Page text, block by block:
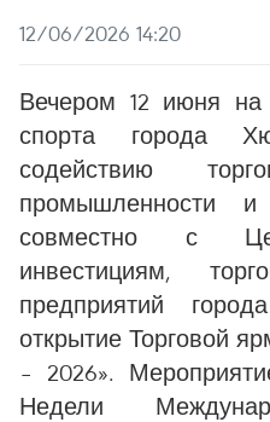
12/06/2026 14:20
Вечером 12 июня
спорта города
содействию
промышленности и
совместно с
инвестициям,
предприятий
открытие Торговой
– 2026».
Недели